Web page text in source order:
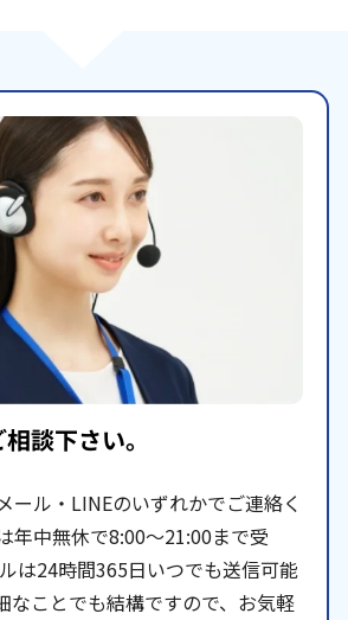
談下さい。
ール・LINEのいずれかでご連絡く
年中無休で8:00〜21:00まで受
は24時間365日いつでも送信可能
なことでも結構ですので、お気軽